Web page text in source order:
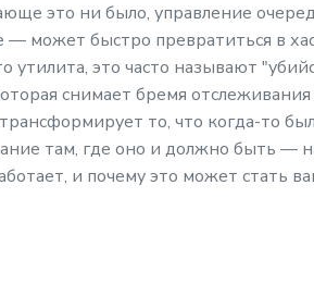
это ни было, управление
может быстро превратиться в
утилита, это часто называют
снимает бремя
то, что когда-то
там, где оно и должно быть —
и почему это может стать